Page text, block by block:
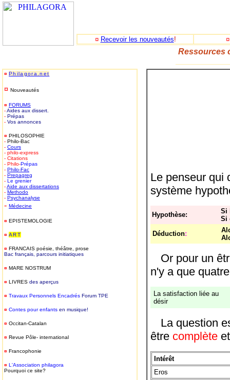
¤ Recevoir les nouveautés!
Ressources
¤ Philagora.net
¤ Nouveautés
¤ FORUMS
-Aides aux dissert.
- Prépas
- Vos annonces
¤ PHILOSOPHIE
- Philo-Bac
- Cours
- philo-express
- Citations
- Philo-Prépas
- Philo-Fac
- Prepagreg
- Le grenier
-Aide aux dissertations
- Methodo
- Psychanalyse
- Médecine
¤ EPISTEMOLOGIE
¤ ART
¤ FRANCAIS poésie, théâtre, prose
Bac français, parcours initiatiques
¤ MARE NOSTRUM
¤ LIVRES des aperçus
¤ Travaux Personnels Encadrés Forum TPE
¤ Contes pour enfants en musique!
¤ Occitan-Catalan
¤ Revue Pôle- international
¤ Francophonie
¤ L'Association philagora
Pourquoi ce site?
Le penseur qui
système
Hypothèse:
Si
Si
Déduction:
Or pour un
n'y a que
La satisfaction liée au
désir
La question
être complète
Intérêt
Eros